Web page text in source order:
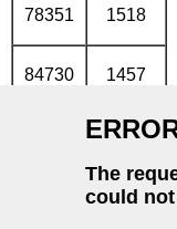
78351 1518
84730 1457
1386
1309